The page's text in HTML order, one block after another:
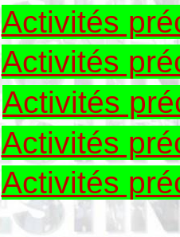
Activités
Activités
Activités
Activités
Activités